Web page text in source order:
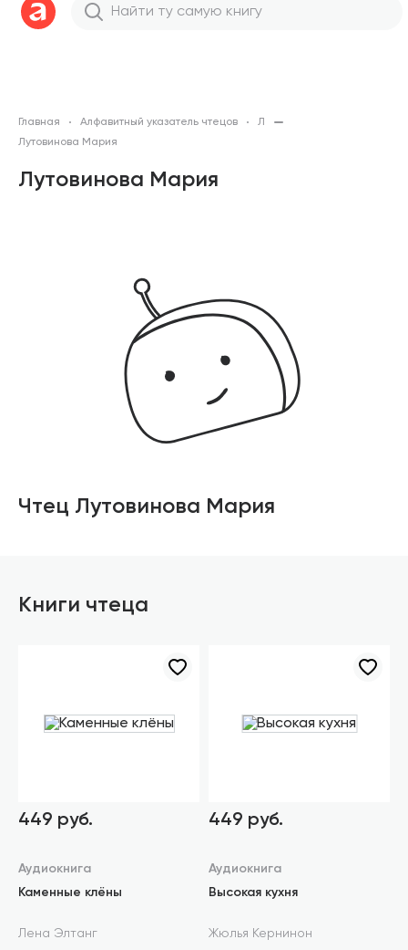
Главная Алфавитный указатель чтецов
Л
Лутовинова Мария
Лутовинова Мария
Чтец Лутовинова Мария
Книги чтеца
449 руб.
Аудиокнига
Каменные клёны
Лена Элтанг
449 руб.
Аудиокнига
Высокая кухня
Жюлья Кернинон